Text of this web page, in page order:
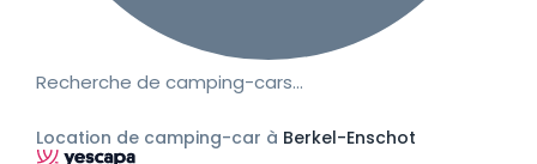
Recherche de camping-cars…
Location de camping-car à Berkel-Enschot